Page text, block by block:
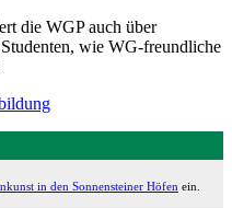
die WGP auch über
wie WG-freundliche
in den Sonnensteiner Höfen ein.